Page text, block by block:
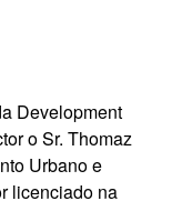
Development
o Sr. Thomaz
Urbano e
licenciado na